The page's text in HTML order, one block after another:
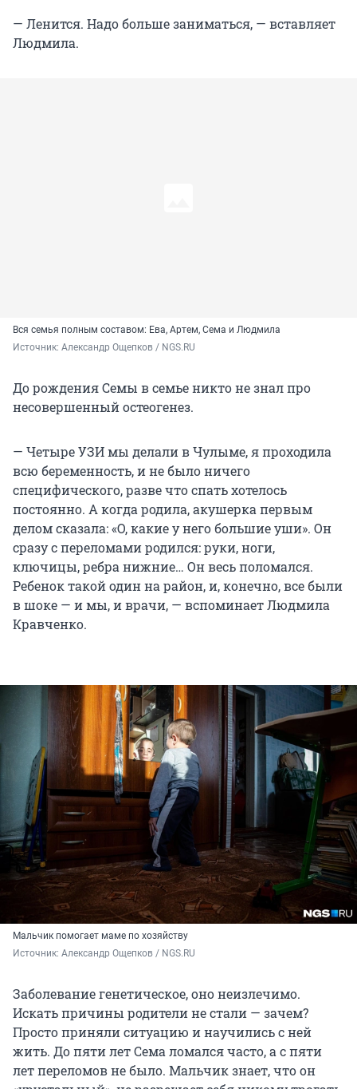
— Ленится. Надо больше заниматься, — вставляет
Людмила.
Вся семья полным составом: Ева, Артем, Сема и Людмила
Источник: Александр Ощепков / NGS.RU
До рождения Семы в семье никто не знал про
несовершенный остеогенез.
— Четыре УЗИ мы делали в Чулыме, я проходила
всю беременность, и не было ничего
специфического, разве что спать хотелось
постоянно. А когда родила, акушерка первым
делом сказала: «О, какие у него большие уши». Он
сразу с переломами родился: руки, ноги,
ключицы, ребра нижние… Он весь поломался.
Ребенок такой один на район, и, конечно, все были
в шоке — и мы, и врачи, — вспоминает Людмила
Кравченко.
Мальчик помогает маме по хозяйству
Источник: Александр Ощепков / NGS.RU
Заболевание генетическое, оно неизлечимо.
Искать причины родители не стали — зачем?
Просто приняли ситуацию и научились с ней
жить. До пяти лет Сема ломался часто, а с пяти
лет переломов не было. Мальчик знает, что он